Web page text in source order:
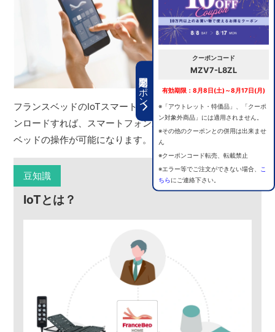
期間限定クーポン
クーポンコード
MZV7-L8ZL
有効期限：8月8日(土)～8月17日(月)
※「アウトレット・特価品」、「クーポ
ン対象外商品」には適用されません。
※その他のクーポンとの併用は出来ませ
ん
※クーポンコード転売、転載禁止
※エラー等でご注文ができない場合、
こ
ちらにご連絡下さい。
フランスベッドのIoTスマートリモコンなら、アプリをダウ
ンロードすれば、スマートフォンから電動リクライニング
ベッドの操作が可能になります。
豆知識
IoTとは？